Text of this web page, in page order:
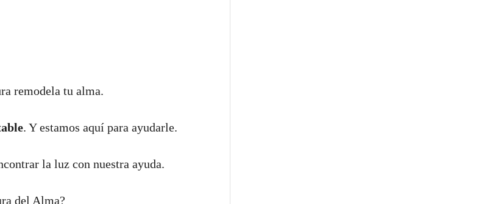
remodela tu alma.
. Y estamos aquí para ayudarle.
la luz con nuestra ayuda.
del Alma?